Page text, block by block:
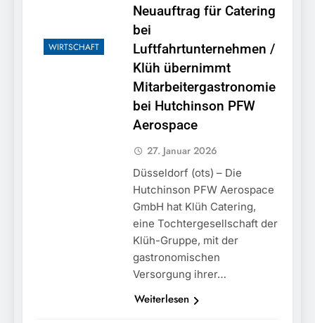
WIRTSCHAFT
Neuauftrag für Catering
bei
Luftfahrtunternehmen /
Klüh übernimmt
Mitarbeitergastronomie
bei Hutchinson PFW
Aerospace
27. Januar 2026
Düsseldorf (ots) – Die
Hutchinson PFW Aerospace
GmbH hat Klüh Catering,
eine Tochtergesellschaft der
Klüh-Gruppe, mit der
gastronomischen
Versorgung ihrer…
Weiterlesen